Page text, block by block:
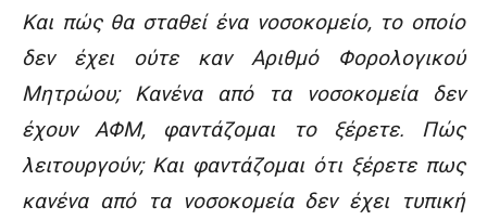
Και πώς θα σταθεί ένα νοσοκομείο, το οποίο
δεν έχει ούτε καν Αριθμό Φορολογικού
Μητρώου; Κανένα από τα νοσοκομεία δεν
έχουν ΑΦΜ, φαντάζομαι το ξέρετε. Πώς
λειτουργούν; Και φαντάζομαι ότι ξέρετε πως
κανένα από τα νοσοκομεία δεν έχει τυπική